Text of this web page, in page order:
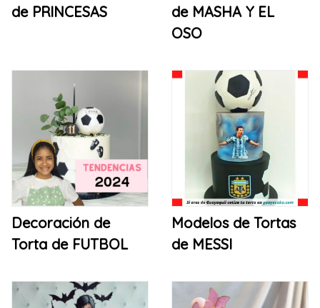
de PRINCESAS
de MASHA Y EL
OSO
Decoración de
Torta de FUTBOL
Modelos de Tortas
de MESSI